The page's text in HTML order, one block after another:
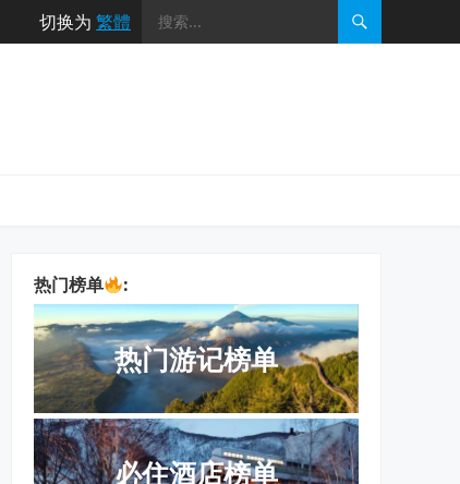
切换为 繁體
热门榜单 :
热门游记榜单
必住酒店榜单